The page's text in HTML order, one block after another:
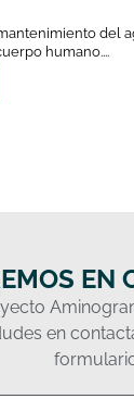
del
humano....
EN
en